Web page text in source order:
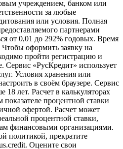
учреждением, банком или
за любые
или условия. Полная
партнерами
от 0,01 до 292% годовых. Время
оформить заявку на
пройти регистрацию и
Сервис «РусКредит» использует
Условия хранения или
в своём браузере. Сервис
18 лет. Расчет в калькуляторах
показателе процентной ставки
офертой. Расчет может
процентной ставки,
финансовыми организациями.
политикой, прекратите
Оцените свои